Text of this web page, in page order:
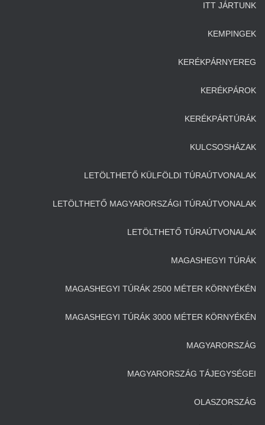
ITT JÁRTUNK
KEMPINGEK
KERÉKPÁRNYEREG
KERÉKPÁROK
KERÉKPÁRTÚRÁK
KULCSOSHÁZAK
LETÖLTHETŐ KÜLFÖLDI TÚRAÚTVONALAK
LETÖLTHETŐ MAGYARORSZÁGI TÚRAÚTVONALAK
LETÖLTHETŐ TÚRAÚTVONALAK
MAGASHEGYI TÚRÁK
MAGASHEGYI TÚRÁK 2500 MÉTER KÖRNYÉKÉN
MAGASHEGYI TÚRÁK 3000 MÉTER KÖRNYÉKÉN
MAGYARORSZÁG
MAGYARORSZÁG TÁJEGYSÉGEI
OLASZORSZÁG